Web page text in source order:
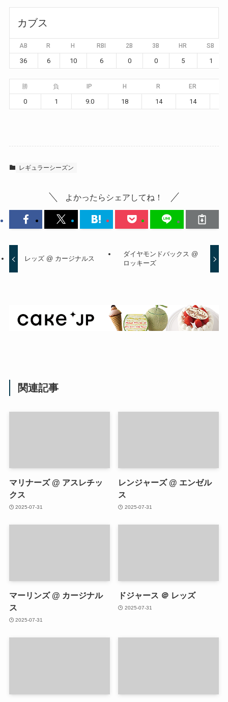
カブス
AB R H RBI 2B 3B HR SB
36 6 10 6 0 0 5 1
勝 負 IP H R ER
0 1 9.0 18 14 14
レギュラーシーズン
よかったらシェアしてね！
レッズ @ カージナルス
ダイヤモンドバックス @
ロッキーズ
関連記事
マリナーズ @ アスレチッ
クス
2025-07-31
レンジャーズ @ エンゼル
ス
2025-07-31
マーリンズ @ カージナル
ス
2025-07-31
ドジャース ＠ レッズ
2025-07-31